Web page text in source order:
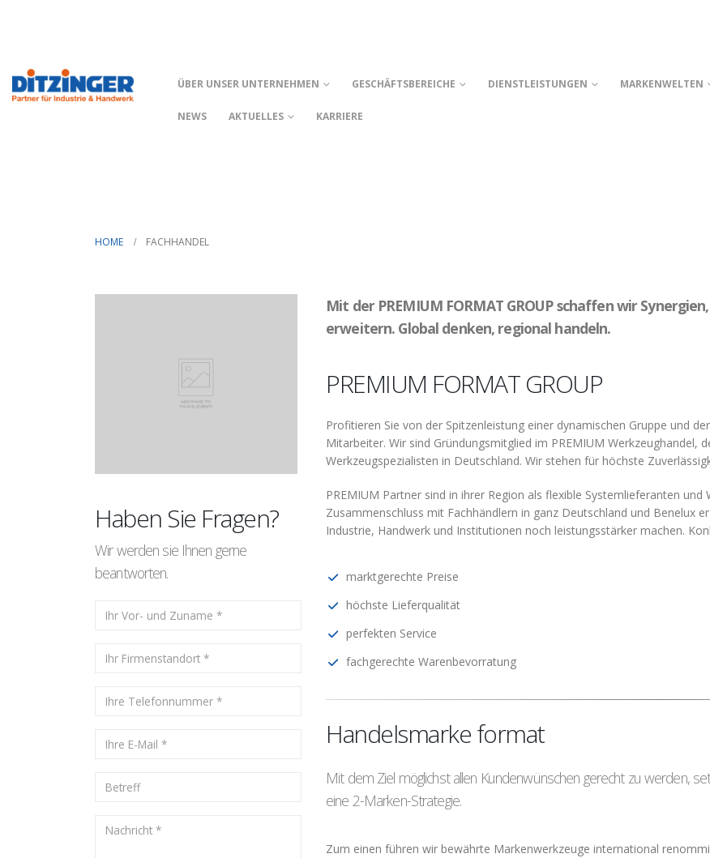
ÜBER UNSER UNTERNEHMEN GESCHÄFTSBEREICHE DIENSTLEISTUNGEN MARKENWELTEN
NEWS AKTUELLES KARRIERE
HOME FACHHANDEL
Haben Sie Fragen?
Wir werden sie Ihnen gerne
beantworten.
Mit der PREMIUM FORMAT GROUP schaffen wir
erweitern. Global denken, regional handeln.
PREMIUM FORMAT GROUP
Profitieren Sie von der Spitzenleistung einer dynamischen Gruppe und
Mitarbeiter. Wir sind Gründungsmitglied im PREMIUM Werkzeughandel,
Werkzeugspezialisten in Deutschland. Wir stehen für höchste
PREMIUM Partner sind in ihrer Region als flexible Systemlieferanten
Zusammenschluss mit Fachhändlern in ganz Deutschland und Benelux
Industrie, Handwerk und Institutionen noch leistungsstärker machen.
marktgerechte Preise
höchste Lieferqualität
perfekten Service
fachgerechte Warenbevorratung
Handelsmarke format
Mit dem Ziel möglichst allen Kundenwünschen gerecht zu werden,
eine 2-Marken-Strategie.
Zum einen führen wir bewährte Markenwerkzeuge international